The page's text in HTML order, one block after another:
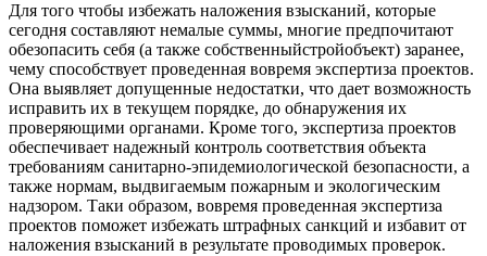
Для того чтобы избежать наложения взысканий, которые
сегодня составляют немалые суммы, многие предпочитают
обезопасить себя (а также собственныйстройобъект) заранее,
чему способствует проведенная вовремя экспертиза проектов.
Она выявляет допущенные недостатки, что дает возможность
исправить их в текущем порядке, до обнаружения их
проверяющими органами. Кроме того, экспертиза проектов
обеспечивает надежный контроль соответствия объекта
требованиям санитарно-эпидемиологической безопасности, а
также нормам, выдвигаемым пожарным и экологическим
надзором. Таки образом, вовремя проведенная экспертиза
проектов поможет избежать штрафных санкций и избавит от
наложения взысканий в результате проводимых проверок.